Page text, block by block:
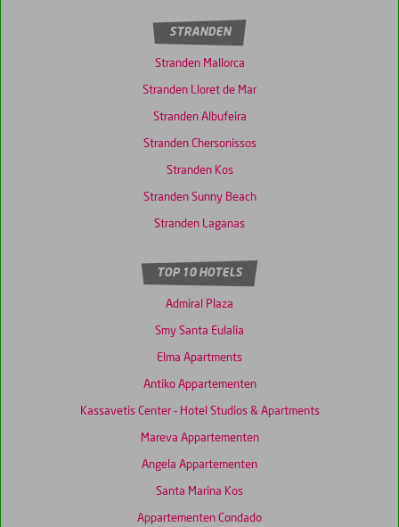
STRANDEN
Stranden Mallorca
Stranden Lloret de Mar
Stranden Albufeira
Stranden Chersonissos
Stranden Kos
Stranden Sunny Beach
Stranden Laganas
TOP 10 HOTELS
Admiral Plaza
Smy Santa Eulalia
Elma Apartments
Antiko Appartementen
Kassavetis Center - Hotel Studios & Apartments
Mareva Appartementen
Angela Appartementen
Santa Marina Kos
Appartementen Condado